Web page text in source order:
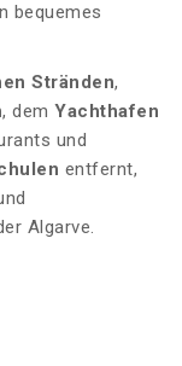
bequemes
Stränden,
, dem Yachthafen
und
entfernt,
Algarve.